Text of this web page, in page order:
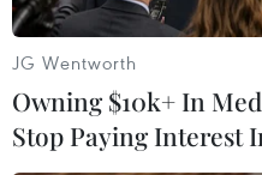
#Máy bay
#Paris
#Súng ngắn
#Tin tức mới nhất
#Tin
JG Wentworth
Owning $10k+ In
Stop Paying Interest